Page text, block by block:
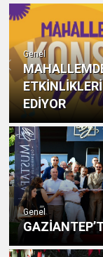
Genel
EDİYOR
Genel